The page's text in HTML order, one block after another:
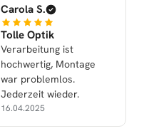
Carola S.
Tolle Optik
Verarbeitung ist
hochwertig, Montage
war problemlos.
Jederzeit wieder.
16.04.2025